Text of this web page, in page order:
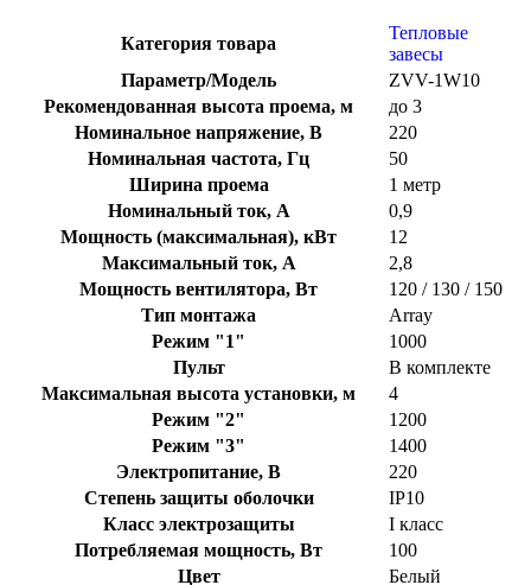
Категория товара
Тепловые
завесы
Параметр/Модель
ZVV-1W10
Рекомендованная высота проема, м
до 3
Номинальное напряжение, В
220
Номинальная частота, Гц
50
Ширина проема
1 метр
Номинальный ток, А
0,9
Мощность (максимальная), кВт
12
Максимальный ток, А
2,8
Мощность вентилятора, Вт
120 / 130 / 150
Тип монтажа
Array
Режим "1"
1000
Пульт
В комплекте
Максимальная высота установки, м
4
Режим "2"
1200
Режим "3"
1400
Электропитание, В
220
Степень защиты оболочки
IP10
Класс электрозащиты
I класс
Потребляемая мощность, Вт
100
Цвет
Белый